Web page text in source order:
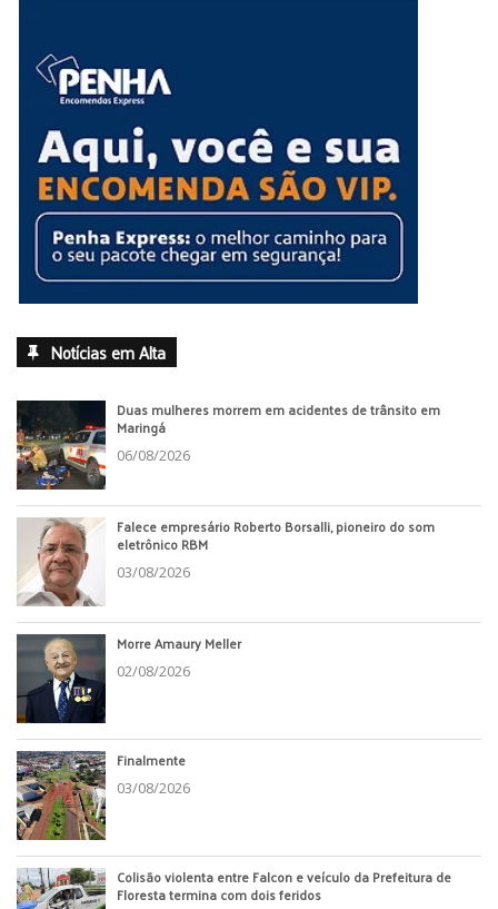
Notícias em Alta
Duas mulheres morrem em acidentes de trânsito em
Maringá
06/08/2026
Falece empresário Roberto Borsalli, pioneiro do som
eletrônico RBM
03/08/2026
Morre Amaury Meller
02/08/2026
Finalmente
03/08/2026
Colisão violenta entre Falcon e veículo da Prefeitura de
Floresta termina com dois feridos